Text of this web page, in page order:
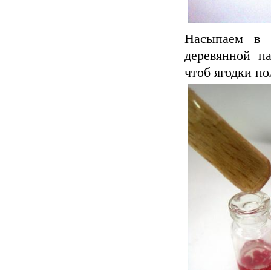
Насыпаем в
деревянной
чтоб ягодки